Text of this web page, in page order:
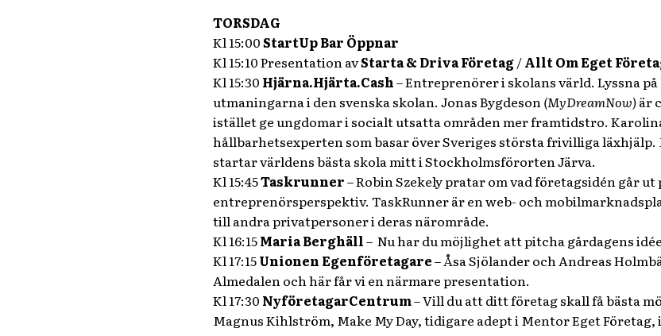
TORSDAG
Kl 15:00StartUp Bar Öppnar
Kl 15:10 Presentation avStarta & Driva Företag/Allt Om Eget
Kl 15:30 Hjärna.Hjärta.Cash– Entreprenörer i skolans värld. Lyssna
utmaningarna i den svenska skolan. Jonas Bygdeson(MyDreamNow)är
istället ge ungdomar i socialt utsatta områden mer framtidstro.
hållbarhetsexperten som basar över Sveriges största frivilliga
startar världens bästa skola mitt i Stockholmsförorten Järva.
Kl 15:45Taskrunner– Robin Szekely pratar om vad företagsidén går
entreprenörsperspektiv. TaskRunner är en web- och
till andra privatpersoner i deras närområde.
Kl 16:15Maria Berghäll– Nu har du möjlighet att pitcha gårdagens
Kl 17:15Unionen Egenföretagare– Åsa Sjölander och Andreas
Almedalen och här får vi en närmare presentation.
Kl 17:30 NyföretagarCentrum– Vill du att ditt företag skall få bästa
Magnus Kihlström, Make My Day, tidigare adept i Mentor Eget